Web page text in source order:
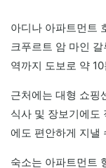
아디나 아파트먼트
크푸르트 암 마인
역까지 도보로 약
근처에는 대형 쇼핑
식사 및 장보기에도
에도 편안하게 지낼
숙소는 아파트먼트